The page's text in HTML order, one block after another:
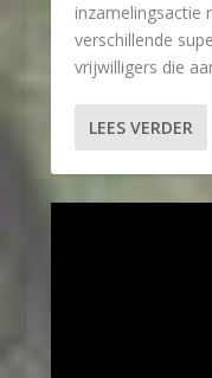
inzamelingsactie
verschillende
vrijwilligers die
LEES VERDER